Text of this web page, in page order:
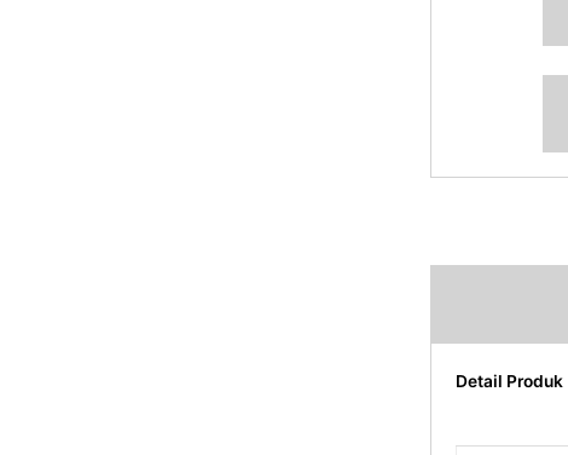
Detail Produk